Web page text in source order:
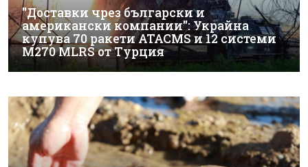
"Доставки чрез български и
американски компании": Украйна
купува 70 ракети ATACMS и 12 системи
M270 MLRS от Турция